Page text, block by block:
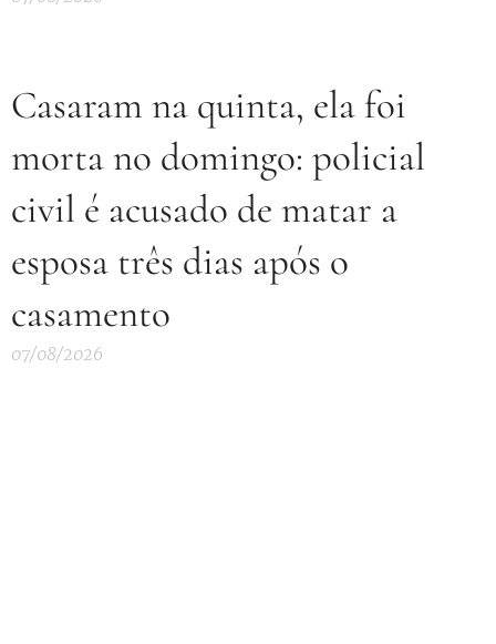
Casaram na quinta, ela foi
morta no domingo: policial
civil é acusado de matar a
esposa três dias após o
casamento
07/08/2026